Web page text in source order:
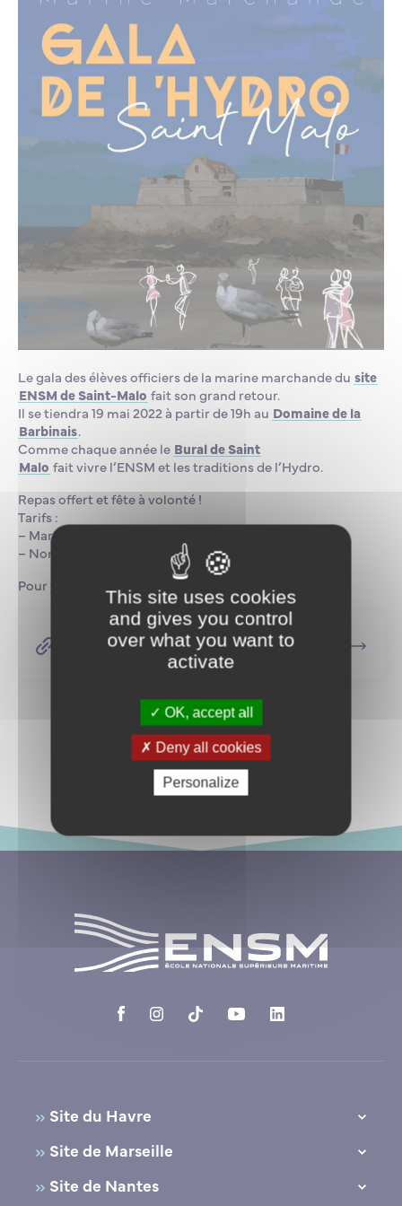
Lycée Professionnel Maritime de Bastia
Nos engagements
L’ENSM recrute
La recherche
Contacts de la Recherche à l’ENSM
L'international
Évènements internationaux
Nos partenaires
La scolarité et la vie étudiante
Bourses d’études
Faire un don
Le gala des élèves officiers de la marine marchande du site
ENSM de Saint-Malo fait son grand retour.
Il se tiendra 19 mai 2022 à partir de 19h au Domaine de la
Barbinais.
Comme chaque année le Bural de Saint
Malo fait vivre l’ENSM et les traditions de l’Hydro.
Repas offert et fêteà volonté !
Tarifs :
– Marine marchande 15€
– Non marine marchande 20€
Pour y assister, tenue correcte exigée.
Les réservations sont ouvertes en ligne
Revenir aux actualités
Site du Havre
10, Quai Frissard
76600 Le Havre
+33(0)9 70 00 03 80
Site de Marseille
39, avenue du Corail
13285 Marseille
Site de Nantes
This site uses cookies
and gives you control
over what you want to
activate
OK, accept all
Deny all cookies
Personalize